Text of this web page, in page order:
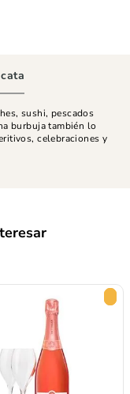
sushi, pescados
burbuja también lo
celebraciones y